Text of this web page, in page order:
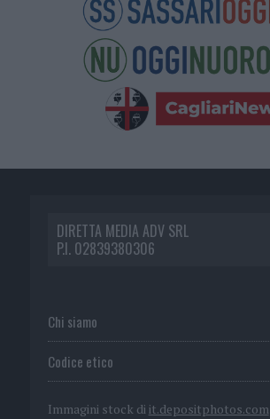
DIRETTA MEDIA ADV SRL
P.I. 02839380306
Chi siamo
Codice etico
Immagini stock di it.depositphotos.com